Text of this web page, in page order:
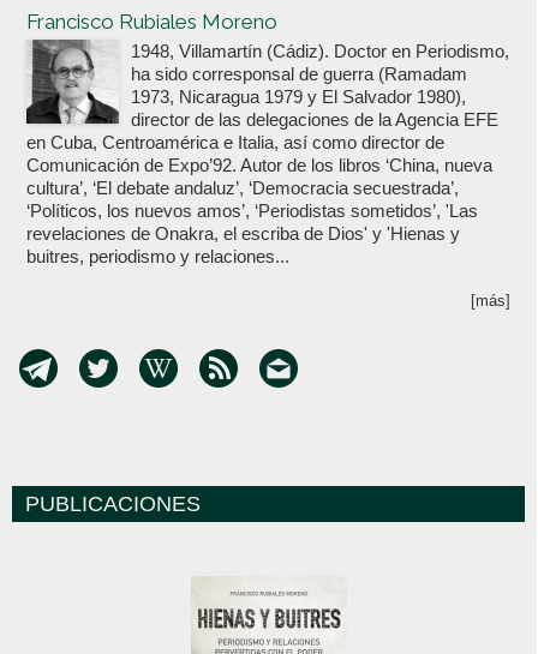
Francisco Rubiales Moreno
1948, Villamartín (Cádiz). Doctor en Periodismo,
ha sido corresponsal de guerra (Ramadam
1973, Nicaragua 1979 y El Salvador 1980),
director de las delegaciones de la Agencia EFE
en Cuba, Centroamérica e Italia, así como director de
Comunicación de Expo’92. Autor de los libros ‘China, nueva
cultura’, ‘El debate andaluz’, ‘Democracia secuestrada’,
‘Políticos, los nuevos amos’, ‘Periodistas sometidos’, 'Las
revelaciones de Onakra, el escriba de Dios' y 'Hienas y
buitres, periodismo y relaciones...
[más]
PUBLICACIONES